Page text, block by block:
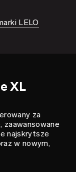
LELO
XL
za
zaawansowane
najskrytsze
w nowym,